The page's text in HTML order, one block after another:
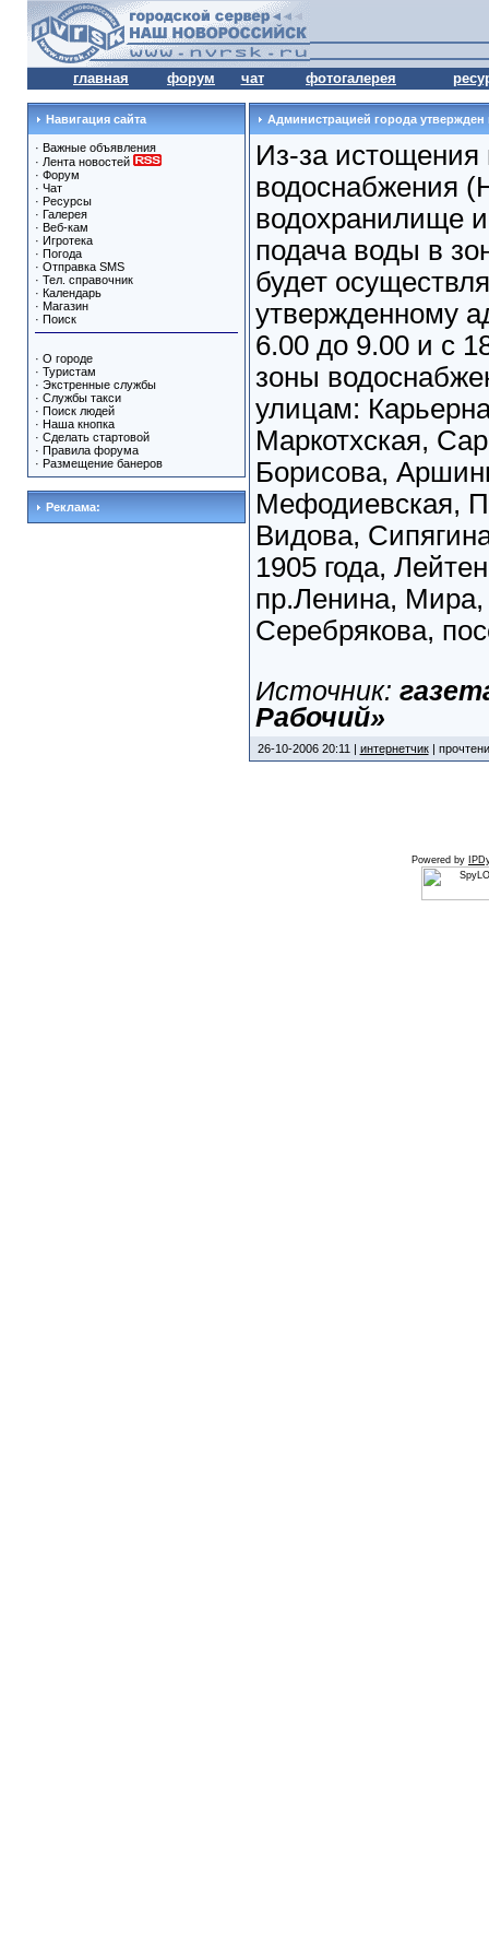
главная форум чат фотогалерея
Навигация сайта
· Важные объявления
· Лента новостей
· Форум
· Чат
· Ресурсы
· Галерея
· Веб-кам
· Игротека
· Погода
· Отправка SMS
· Тел. справочник
· Календарь
· Магазин
· Поиск
· О городе
· Туристам
· Экстренные службы
· Службы такси
· Поиск людей
· Наша кнопка
· Сделать стартовой
· Правила форума
· Размещение банеров
Реклама:
Администрацией города
Из-за истощения
водоснабжения
водохранилище
подача воды в
будет
утвержденному
6.00 до 9.00 и с
зоны
улицам:
Маркотхская,
Борисова,
Мефодиевская,
Видова,
1905 года,
пр.Ленина,
Серебрякова,
Источник:
Рабочий»
26-10-2006 20:11 | интернетчик|
Powered by